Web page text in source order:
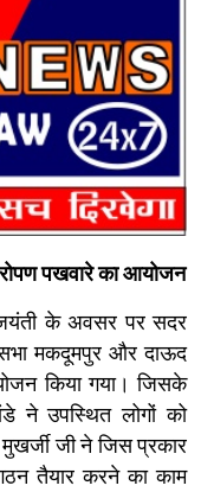
पखवारे का आयोजन
जयंती के अवसर पर सदर
सभा मकदूमपुर और दाऊद
किया गया। जिसके
ने उपस्थित लोगों को
जी ने जिस प्रकार
तैयार करने का काम